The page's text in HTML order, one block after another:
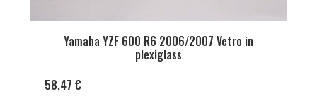
Yamaha YZF 600 R6 2006/2007 Vetro in
plexiglass
58,47 €